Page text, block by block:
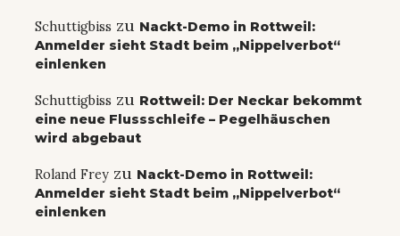
Schuttigbiss zu Nackt-Demo in Rottweil:
Anmelder sieht Stadt beim „Nippelverbot“
einlenken
Schuttigbiss zu Rottweil: Der Neckar bekommt
eine neue Flussschleife – Pegelhäuschen
wird abgebaut
Roland Frey zu Nackt-Demo in Rottweil:
Anmelder sieht Stadt beim „Nippelverbot“
einlenken